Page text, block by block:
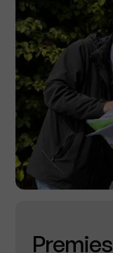
Premies